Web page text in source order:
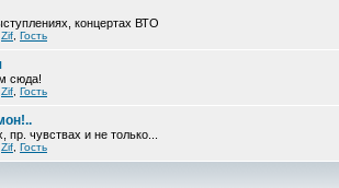
концертах ВТО
Zif Гость
сюда!
Zif Гость
пр. чувствах и не только...
Zif Гость